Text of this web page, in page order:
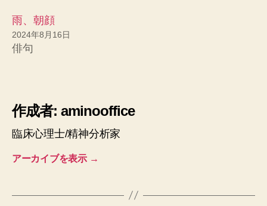
雨、朝顔
2024年8月16日
俳句
作成者: aminooffice
臨床心理士/精神分析家
アーカイブを表示 →